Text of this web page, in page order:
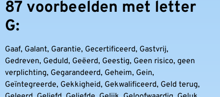
87 voorbeelden met letter
G:
Gaaf, Galant, Garantie, Gecertificeerd, Gastvrij,
Gedreven, Geduld, Geëerd, Geestig, Geen risico, geen
verplichting, Gegarandeerd, Geheim, Gein,
Geïntegreerde, Gekkigheid, Gekwalificeerd, Geld terug,